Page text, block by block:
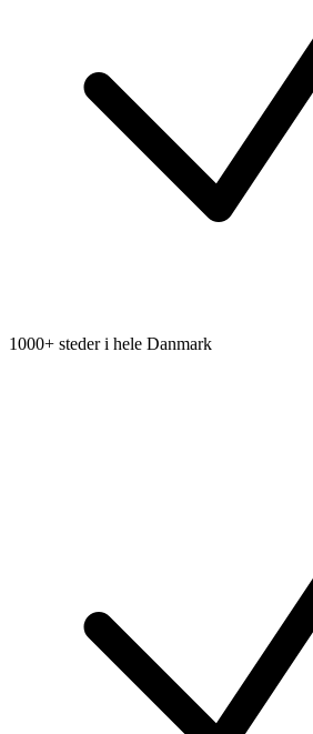
1000+ steder i hele Danmark